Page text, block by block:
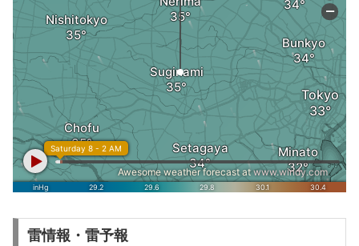
雷情報・雷予報